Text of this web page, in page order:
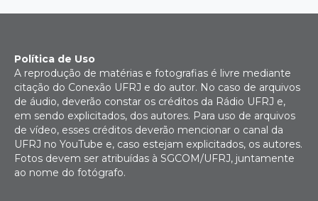
Política de Uso
A reprodução de matérias e fotografias é livre mediante
citação do Conexão UFRJ e do autor. No caso de arquivos
de áudio, deverão constar os créditos da Rádio UFRJ e,
em sendo explicitados, dos autores. Para uso de arquivos
de vídeo, esses créditos deverão mencionar o canal da
UFRJ no YouTube e, caso estejam explicitados, os autores.
Fotos devem ser atribuídas à SGCOM/UFRJ, juntamente
ao nome do fotógrafo.